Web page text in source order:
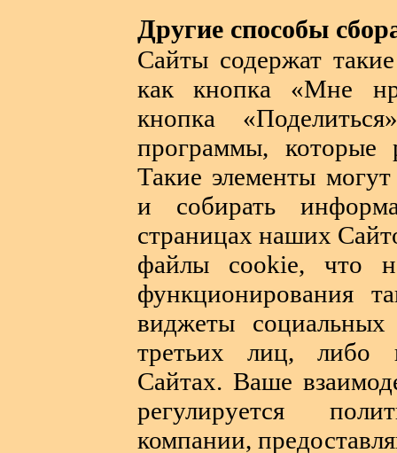
Другие способы
Сайты содержат
как кнопка «Мне
кнопка
программы,
Такие элементы
и собирать
страницах наших
файлы cookie, что
функционирования
виджеты
третьих лиц, либо
Сайтах. Ваше
регулируется
компании,